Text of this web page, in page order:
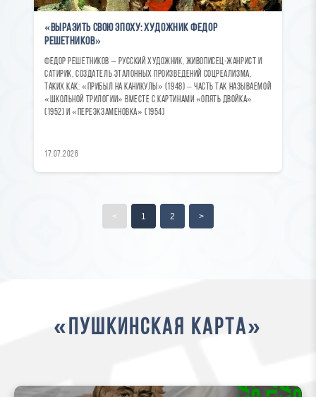
«Выразить свою эпоху: художник Федор
Решетников»
Федор Решетников – русский художник, живописец-жанрист и
сатирик, создатель эталонных произведений соцреализма,
таких как: «Прибыл на каникулы» (1948) – часть так называемой
«школьной трилогии» вместе с картинами «Опять двойка»
(1952) и «Переэкзаменовка» (1954)
17.07.2026
< 1 2 >
«Пушкинская карта»